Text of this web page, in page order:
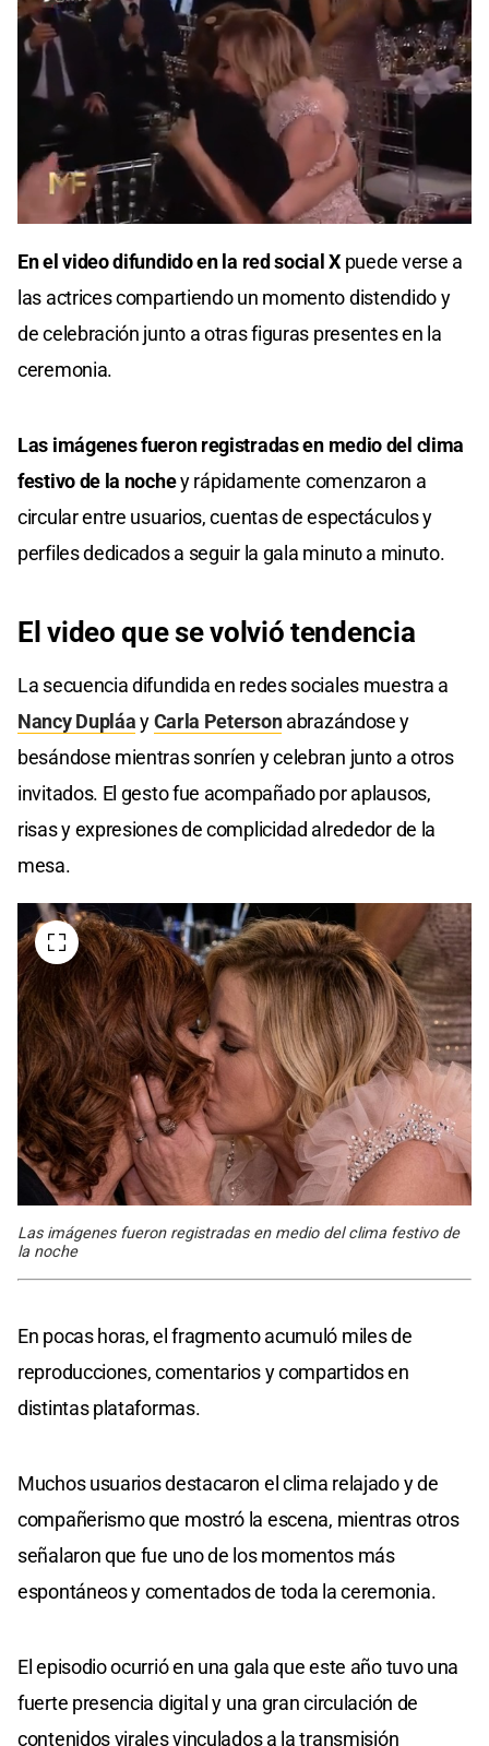
of
seconds
En el video difundido en la red social X puede verse a
las actrices compartiendo un momento distendido y
de celebración junto a otras figuras presentes en la
ceremonia.
Las imágenes fueron registradas en medio del clima
festivo de la nochey rápidamente comenzaron a
circular entre usuarios, cuentas de espectáculos y
perfiles dedicados a seguir la gala minuto a minuto.
El video que se volvió tendencia
La secuencia difundida en redes sociales muestra a
Nancy DupláayCarla Petersonabrazándose y
besándose mientras sonríen y celebran junto a otros
invitados. El gesto fue acompañado por aplausos,
risas y expresiones de complicidad alrededor de la
mesa.
Las imágenes fueron registradas en medio del clima festivo de
la noche
En pocas horas, el fragmento acumuló miles de
reproducciones, comentarios y compartidos en
distintas plataformas.
Muchos usuarios destacaron el clima relajado y de
compañerismo que mostró la escena, mientras otros
señalaron que fue uno de los momentos más
espontáneos y comentados de toda la ceremonia.
El episodio ocurrió en una gala que este año tuvo una
fuerte presencia digital y una gran circulación de
contenidos virales vinculados a la transmisión